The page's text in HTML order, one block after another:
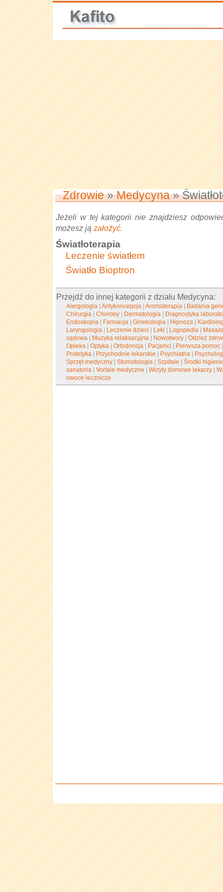
Zdrowie»Medycyna»
Jeżeli w tej kategorii nie znajdziesz
możesz ją założyć.
Światłoterapia
Leczenie światłem
Światło Bioptron
Przejdź do innej kategorii z działu Medycyna:
Alergologia |Antykoncepcja |Aromaterapia | Badania
Chirurgia |Choroby | Dermatologia | Diagnostyka
Endoskopia | Farmacja |Ginekologia | Hipnoza |
Laryngologia | Leczenie dzieci | Leki | Logopedia |
sądowa | Muzyka relaksacyjna | Nowotwory |Odzież
Opieka |Optyka |Ortodoncja | Pacjenci | Pierwsza pomoc
Protetyka | Przychodnie lekarskie | Psychiatria |
Sprzęt medyczny |Stomatologia |Szpitale |Środki
sanatoria |Vortale medyczne |Wizyty domowe lekarzy |
owoce lecznicze